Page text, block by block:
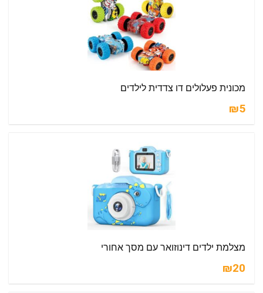
מכונית פעלולים דו צדדית לילדים
₪5
מצלמת ילדים דינוזואר עם מסך אחורי
₪20